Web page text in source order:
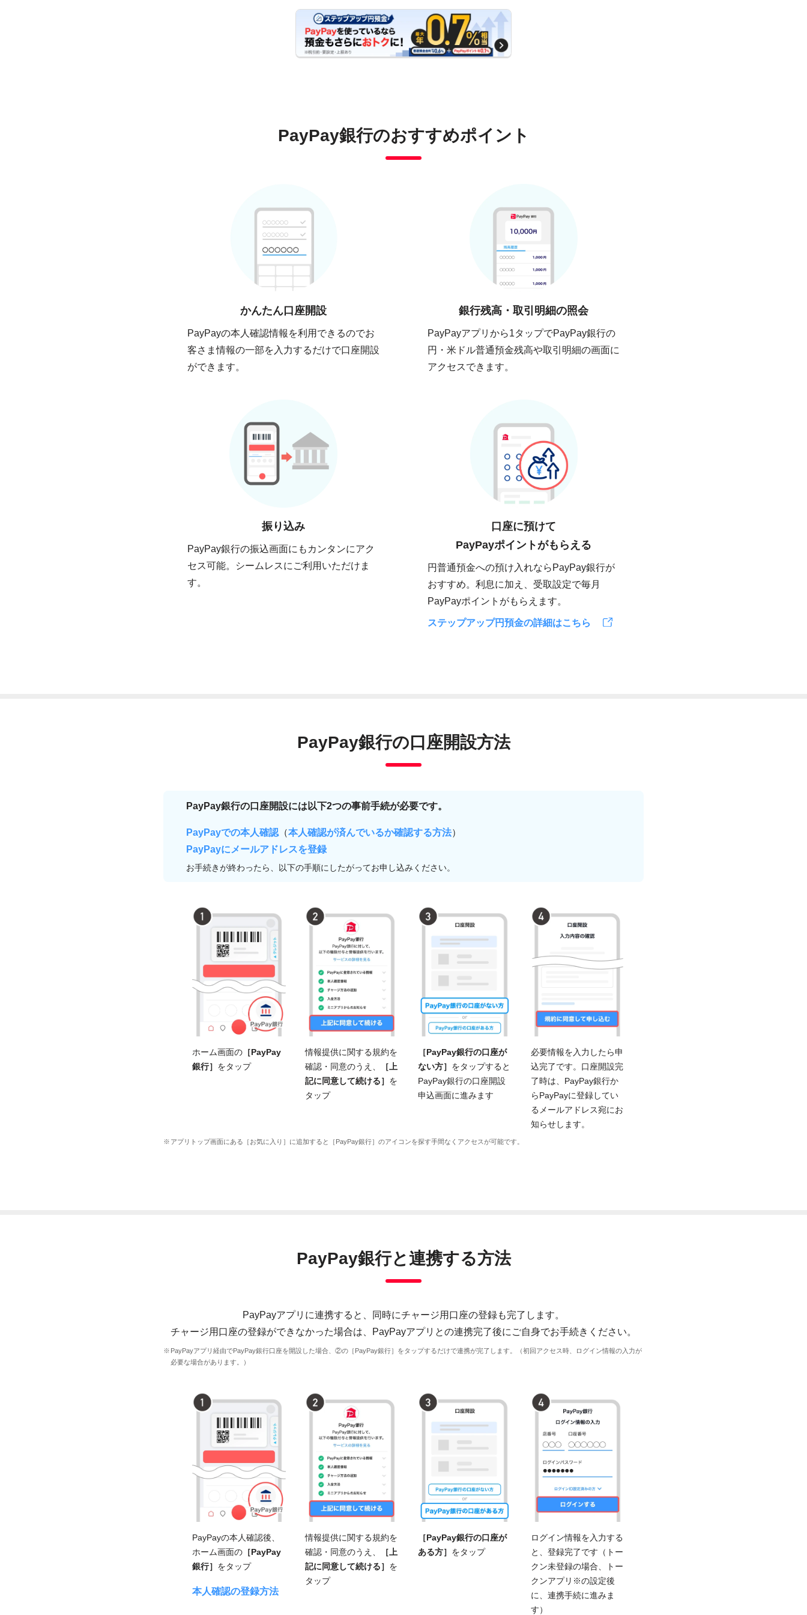
PayPay銀行のおすすめポイント
かんたん口座開設
PayPayの本人確認情報を利用できるのでお
客さま情報の一部を入力するだけで口座開設
ができます。
銀行残高・取引明細の照会
PayPayアプリから1タップでPayPay銀行の
円・米ドル普通預金残高や取引明細の画面に
アクセスできます。
振り込み
PayPay銀行の振込画面にもカンタンにアク
セス可能。シームレスにご利用いただけま
す。
口座に預けて
PayPayポイントがもらえる
円普通預金への預け入れならPayPay銀行が
おすすめ。利息に加え、受取設定で毎月
PayPayポイントがもらえます。
ステップアップ円預金の詳細はこちら
PayPay銀行の口座開設方法
PayPay銀行の口座開設には以下2つの事前手続が必要です。
PayPayでの本人確認 （本人確認が済んでいるか確認する方法）
PayPayにメールアドレスを登録
お手続きが終わったら、以下の手順にしたがってお申し込みください。
ホーム画面の ［PayPay
銀行］ をタップ
情報提供に関する規約を
確認・同意のうえ、
［上
記に同意して続ける］ を
タップ
［PayPay銀行の口座が
ない方］ をタップすると
PayPay銀行の口座開設
申込画面に進みます
必要情報を入力したら申
込完了です。口座開設完
了時は、PayPay銀行か
らPayPayに登録してい
るメールアドレス宛にお
知らせします。
アプリトップ画面にある［お気に入り］に追加すると［PayPay銀行］のアイコンを探す手間なくアクセスが可能です。
PayPay銀行と連携する方法
PayPayアプリに連携すると、同時にチャージ用口座の登録も完了します。
チャージ用口座の登録ができなかった場合は、PayPayアプリとの連携完了後にご自身でお手続きください。
PayPayアプリ経由でPayPay銀行口座を開設した場合、②の［PayPay銀行］をタップするだけで連携が完了します。（初回アクセス時、ログイン情報の入力が
必要な場合があります。）
PayPayの本人確認後、
ホーム画面の ［PayPay
銀行］ をタップ
本人確認の登録方法
情報提供に関する規約を
確認・同意のうえ、
［上
記に同意して続ける］ を
タップ
［PayPay銀行の口座が
ある方］ をタップ
ログイン情報を入力する
と、登録完了です（トー
クン未登録の場合、トー
クンアプリ※の設定後
に、連携手続に進みま
す）